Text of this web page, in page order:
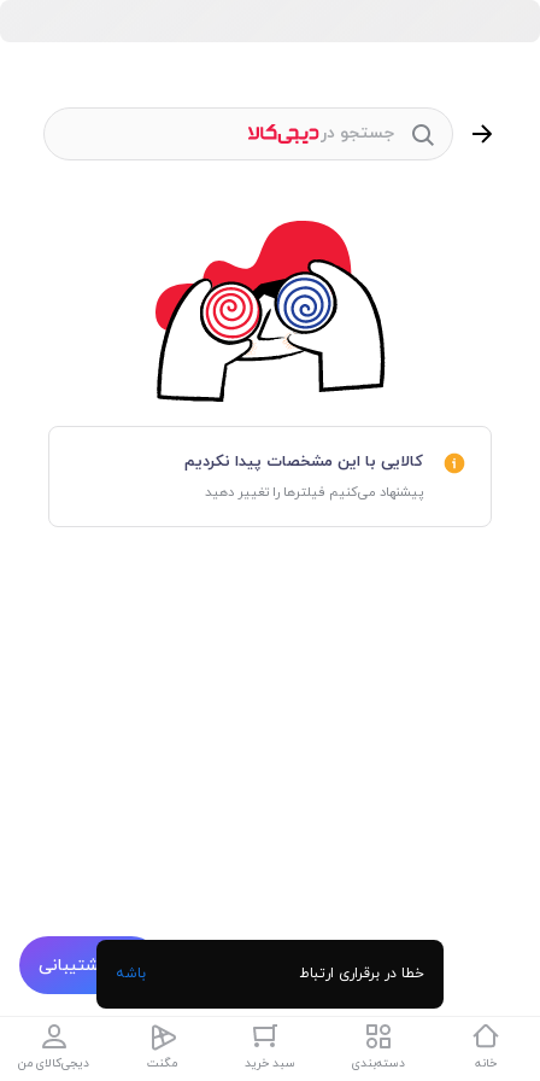
پشتیبانی
جستجو در
کالایی با این مشخصات پیدا نکردیم
پیشنهاد می‌کنیم فیلترها را تغییر دهید
خانه دسته‌بندی سبد خرید مگنت دیجی‌کالای من
خطا در برقراری ارتباط باشه